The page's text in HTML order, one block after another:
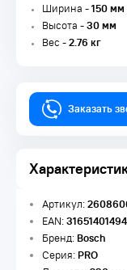
Ширина -150 мм
Высота -30 мм
Вес -2.76 кг
Заказать
Артикул:
EAN:
Бренд:Bosch
Серия:PRO